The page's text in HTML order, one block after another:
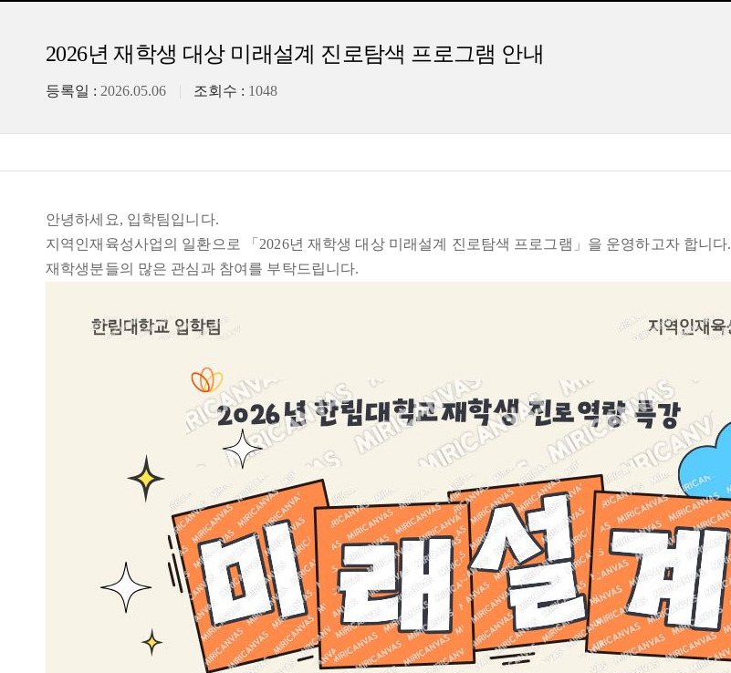
2026년 재학생 대상 미래설계 진로탐색 프로그램 안내
등록일 : 2026.05.06 조회수 : 1048
안녕하세요, 입학팀입니다.
지역인재육성사업의 일환으로 「2026년 재학생 대상 미래설계 진로탐색 프로그램」을 운영하고자 합니다.
재학생분들의 많은 관심과 참여를 부탁드립니다.